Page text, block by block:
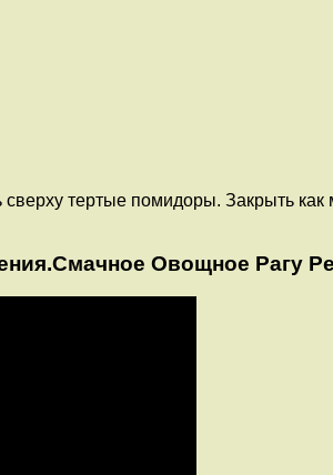
тертые помидоры. Закрыть
Овощное Рагу